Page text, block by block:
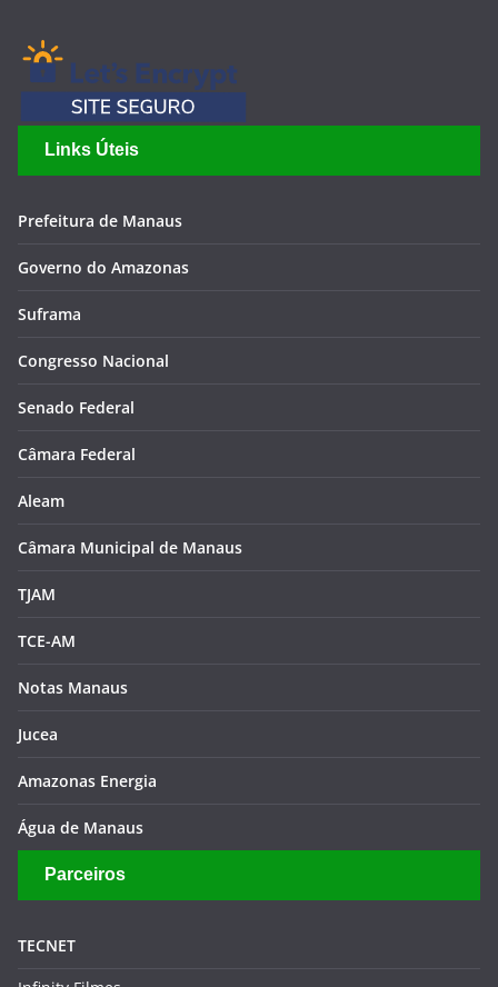
Links Úteis
Prefeitura de Manaus
Governo do Amazonas
Suframa
Congresso Nacional
Senado Federal
Câmara Federal
Aleam
Câmara Municipal de Manaus
TJAM
TCE-AM
Notas Manaus
Jucea
Amazonas Energia
Água de Manaus
Parceiros
TECNET